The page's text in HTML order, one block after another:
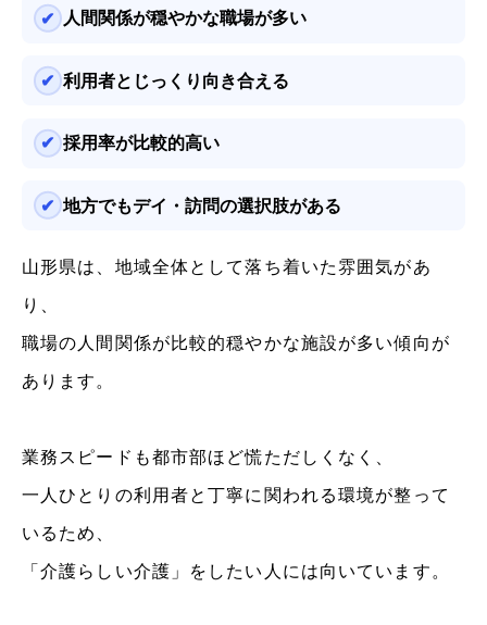
人間関係が穏やかな職場が多い
利用者とじっくり向き合える
採用率が比較的高い
地方でもデイ・訪問の選択肢がある
山形県は、地域全体として落ち着いた雰囲気があ
り、
職場の人間関係が比較的穏やかな施設が多い傾向が
あります。
業務スピードも都市部ほど慌ただしくなく、
一人ひとりの利用者と丁寧に関われる環境が整って
いるため、
「介護らしい介護」をしたい人には向いています。